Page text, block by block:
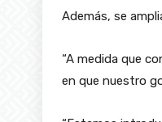
Además, se
“A medida que
en que nuestro